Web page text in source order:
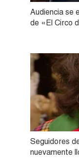
Audiencia se
de «El Circo
Seguidores
nuevamente